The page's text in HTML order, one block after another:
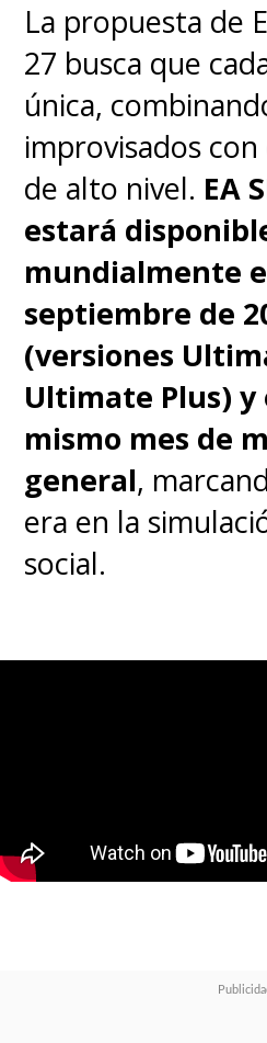
La propuesta de
27 busca que
única,
improvisados
de alto nivel. EA
estará
mundialmente
septiembre de
(versiones
Ultimate Plus) y
mismo mes de
general,
era en la
social.